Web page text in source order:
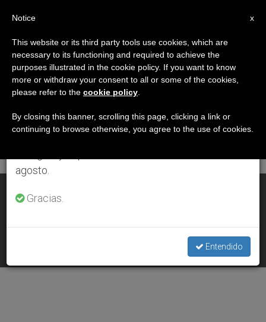
DÍA
Abril 1st, 2001
ÚLTIMAS NOTICIAS
APR 01, 2001 00:00
×
Aviso importante
Del 27 de julio al 7 de agosto haremos la pausa
anual, aprovechando que en el periodo de verano
se generan menos informaciones y también el
agosto.
Gracias.
Entendido
x
Notice
This website or its third party tools use cookies, which are
necessary to its functioning and required to achieve the
purposes illustrated in the cookie policy. If you want to know
more or withdraw your consent to all or some of the cookies,
please refer to the cookie policy
By closing this banner, scrolling this page, clicking a link or
continuing to browse otherwise, you agree to the use of cookies.